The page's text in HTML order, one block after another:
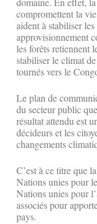
compromettent la
aident à stabiliser
approvisionnement
les forêts retiennent
stabiliser le climat
tournés vers le
Le plan de
du secteur public
résultat attendu est
décideurs et les
changements
C’est à ce titre que
Nations unies pour
Nations unies pour
associés pour
pays.